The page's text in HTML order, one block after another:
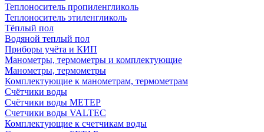
Теплоноситель пропиленгликоль
Теплоноситель этиленгликоль
Тёплый пол
Водяной теплый пол
Приборы учёта и КИП
Манометры, термометры и комплектующие
Манометры, термометры
Комплектующие к манометрам, термометрам
Счётчики воды
Счётчики воды МЕТЕР
Счетчики воды VALTEC
Комплектующие к счетчикам воды